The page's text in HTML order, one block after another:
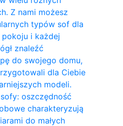
Z nami możesz
typów sof dla
i każdej
znaleźć
do swojego domu,
dla Ciebie
modeli.
oszczędność
charakteryzują
do małych